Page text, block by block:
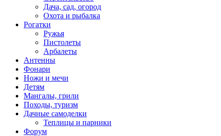
Дача, сад, огород
Охота и рыбалка
Рогатки
Ружья
Пистолеты
Арбалеты
Антенны
Фонари
Ножи и мечи
Детям
Мангалы, грили
Походы, туризм
Дачные самоделки
Теплицы и парники
Форум